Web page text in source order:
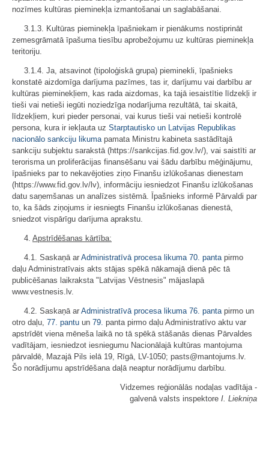
nozīmes kultūras pieminekļa izmantošanai un saglabāšanai.
3.1.3. Kultūras pieminekļa īpašniekam ir pienākums nostiprināt
zemesgrāmatā īpašuma tiesību aprobežojumu uz kultūras pieminekļa
teritoriju.
3.1.4. Ja, atsavinot (tipoloģiskā grupa) pieminekli, īpašnieks
konstatē aizdomīga darījuma pazīmes, tas ir, darījumu vai darbību ar
kultūras pieminekļiem, kas rada aizdomas, ka tajā iesaistītie līdzekļi ir
tieši vai netieši iegūti noziedzīga nodarījuma rezultātā, tai skaitā,
līdzekļiem, kuri pieder personai, vai kurus tieši vai netieši kontrolē
persona, kura ir iekļauta uz Starptautisko un Latvijas Republikas
nacionālo sankciju likumapamata Ministru kabineta sastādītajā
sankciju subjektu sarakstā (https://sankcijas.fid.gov.lv/), vai saistīti ar
terorisma un proliferācijas finansēšanu vai šādu darbību mēģinājumu,
īpašnieks par to nekavējoties ziņo Finanšu izlūkošanas dienestam
(https://www.fid.gov.lv/lv), informāciju iesniedzot Finanšu izlūkošanas
datu saņemšanas un analīzes sistēmā. Īpašnieks informē Pārvaldi par
to, ka šāds ziņojums ir iesniegts Finanšu izlūkošanas dienestā,
sniedzot vispārīgu darījuma aprakstu.
4. Apstrīdēšanas kārtība:
4.1. Saskaņā ar Administratīvā procesa likuma 70. pantapirmo
daļu Administratīvais akts stājas spēkā nākamajā dienā pēc tā
publicēšanas laikraksta "Latvijas Vēstnesis" mājaslapā
www.vestnesis.lv.
4.2. Saskaņā ar Administratīvā procesa likuma 76. pantapirmo un
otro daļu, 77. pantu un 79. panta pirmo daļu Administratīvo aktu var
apstrīdēt viena mēneša laikā no tā spēkā stāšanās dienas Pārvaldes
vadītājam, iesniedzot iesniegumu Nacionālajā kultūras mantojuma
pārvaldē, Mazajā Pils ielā 19, Rīgā, LV-1050; pasts@mantojums.lv.
Šo norādījumu apstrīdēšana daļā neaptur norādījumu darbību.
Vidzemes reģionālās nodaļas vadītāja -
galvenā valsts inspektore I. Liekniņa